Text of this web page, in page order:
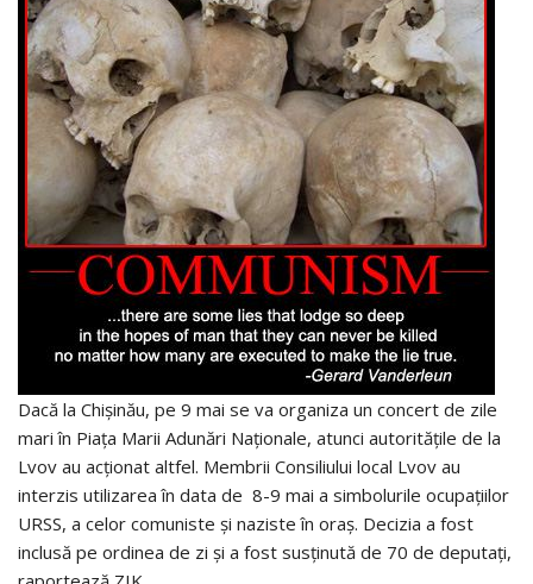
Dacă la Chişinău, pe 9 mai se va organiza un concert de zile
mari în Piaţa Marii Adunări Naţionale, atunci autorităţile de la
Lvov au acţionat altfel. Membrii Consiliului local Lvov au
interzis utilizarea în data de 8-9 mai a simbolurile ocupaţiilor
URSS, a celor comuniste și naziste în oraș. Decizia a fost
inclusă pe ordinea de zi şi a fost susţinută de 70 de deputaţi,